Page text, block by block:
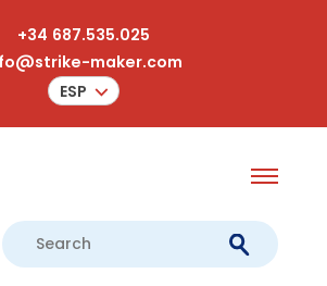
+34 687.535.025
maker.com
ESP